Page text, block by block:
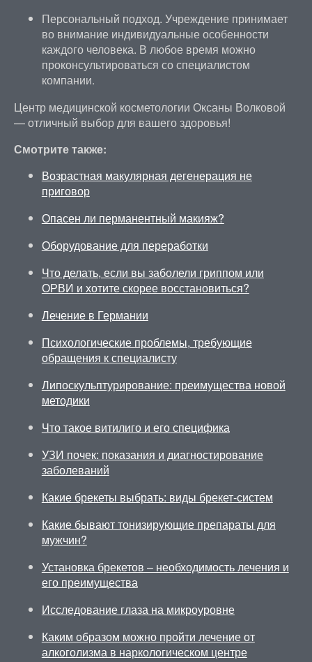
Персональный подход. Учреждение принимает
во внимание индивидуальные особенности
каждого человека. В любое время можно
проконсультироваться со специалистом
компании.
Центр медицинской косметологии Оксаны Волковой
— отличный выбор для вашего здоровья!
Смотрите также:
Возрастная макулярная дегенерация не
приговор
Опасен ли перманентный макияж?
Оборудование для переработки
Что делать, если вы заболели гриппом или
ОРВИ и хотите скорее восстановиться?
Лечение в Германии
Психологические проблемы, требующие
обращения к специалисту
Липоскульптурирование: преимущества новой
методики
Что такое витилиго и его специфика
УЗИ почек: показания и диагностирование
заболеваний
Какие брекеты выбрать: виды брекет-систем
Какие бывают тонизирующие препараты для
мужчин?
Установка брекетов – необходимость лечения и
его преимущества
Исследование глаза на микроуровне
Каким образом можно пройти лечение от
алкоголизма в наркологическом центре